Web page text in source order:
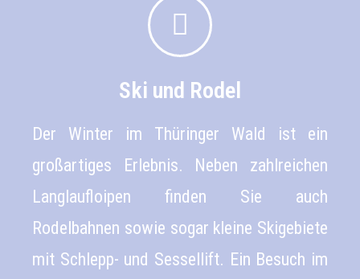
Ski und Rodel
Der Winter im Thüringer Wald ist ein
großartiges Erlebnis. Neben zahlreichen
Langlaufloipen finden Sie auch
Rodelbahnen sowie sogar kleine Skigebiete
mit Schlepp- und Sessellift. Ein Besuch im